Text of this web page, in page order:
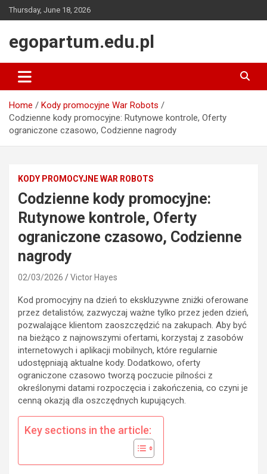
Skip
to
Thursday, June 18, 2026
egopartum.edu.pl
Home
Kody promocyjne War Robots
Codzienne kody promocyjne: Rutynowe kontrole, Oferty
ograniczone czasowo, Codzienne nagrody
KODY PROMOCYJNE WAR ROBOTS
Codzienne kody promocyjne:
Rutynowe kontrole, Oferty
ograniczone czasowo, Codzienne
nagrody
02/03/2026 Victor Hayes
Kod promocyjny na dzień to ekskluzywne zniżki oferowane
przez detalistów, zazwyczaj ważne tylko przez jeden dzień,
pozwalające klientom zaoszczędzić na zakupach. Aby być
na bieżąco z najnowszymi ofertami, korzystaj z zasobów
internetowych i aplikacji mobilnych, które regularnie
udostępniają aktualne kody. Dodatkowo, oferty
ograniczone czasowo tworzą poczucie pilności z
określonymi datami rozpoczęcia i zakończenia, co czyni je
cenną okazją dla oszczędnych kupujących.
Key sections in the article: